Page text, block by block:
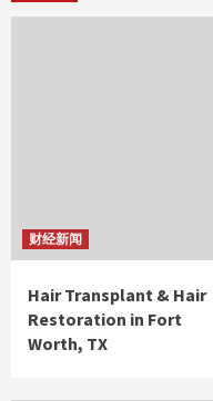
财经新闻
Hair Transplant & Hair
Restoration in Fort
Worth, TX